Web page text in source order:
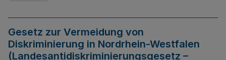
Gesetz zur Vermeidung von
Diskriminierung in Nordrhein-Westfalen
(Landesantidiskriminierungsgesetz –